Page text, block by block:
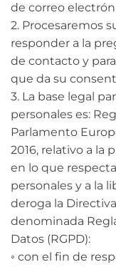
de correo
2. Procesaremos
responder a la
de contacto y
que da su
3. La base legal
personales es:
Parlamento
2016, relativo a la
en lo que
personales y a la
deroga la
denominada
Datos (RGPD):
◦ con el fin de